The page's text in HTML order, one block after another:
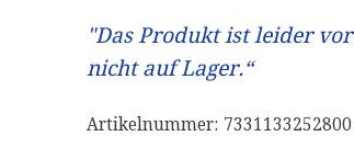
"Das Produkt ist leider
nicht auf Lager.“
Artikelnummer: 7331133252800